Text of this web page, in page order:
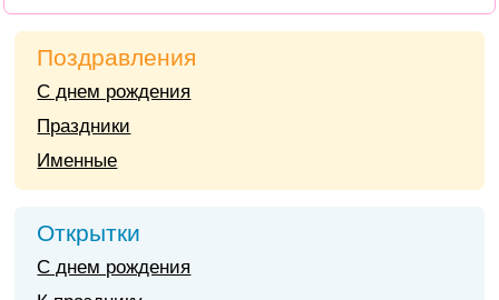
Поздравления
С днем рождения
Праздники
Именные
Открытки
С днем рождения